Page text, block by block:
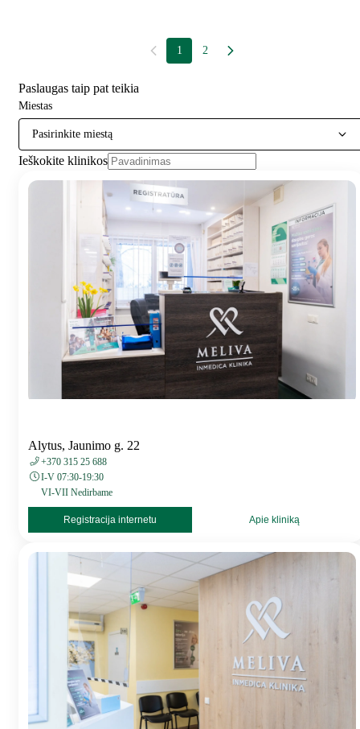
1 2
Paslaugas taip pat teikia
Miestas
Pasirinkite miestą
Ieškokite klinikos
Alytus, Jaunimo g. 22
+370 315 25 688
I-V 07:30-19:30
VI-VII Nedirbame
Registracija internetu Apie kliniką